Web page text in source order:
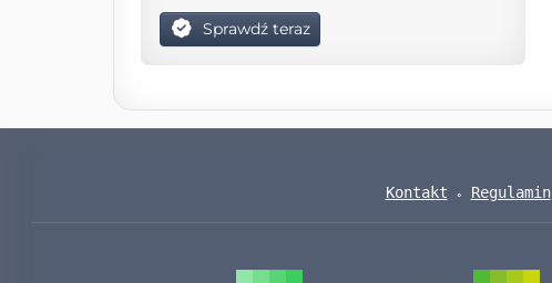
Sprawdź teraz
Kontakt Regulamin